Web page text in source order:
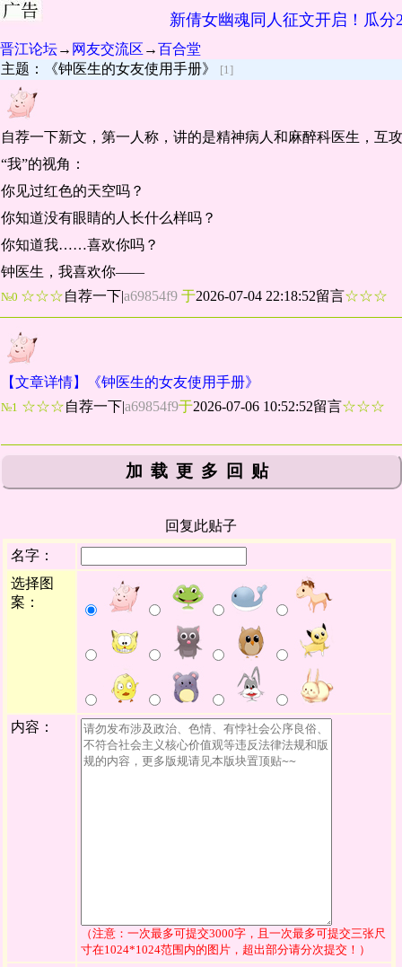
新倩女幽魂同人征文开启！瓜分
晋江论坛→ 网友交流区 →百合堂
主题：《钟医生的女友使用手册》
[1]
自荐一下新文，第一人称，讲的是精神病人和麻醉科医生，互
“我”的视角：
你见过红色的天空吗？
你知道没有眼睛的人长什么样吗？
你知道我……喜欢你吗？
钟医生，我喜欢你——
№0 ☆☆☆自荐一下|a69854f9 于2026-07-04 22:18:52留言☆☆☆
【文章详情】《钟医生的女友使用手册》
№1 ☆☆☆自荐一下|a69854f9于2026-07-06 10:52:52留言☆☆☆
加载更多回贴
回复此贴子
名字：
选择图
案：
内容：
（注意：一次最多可提交3000字，且一次最多可提交三张尺
寸在1024*1024范围内的图片，超出部分请分次提交！）